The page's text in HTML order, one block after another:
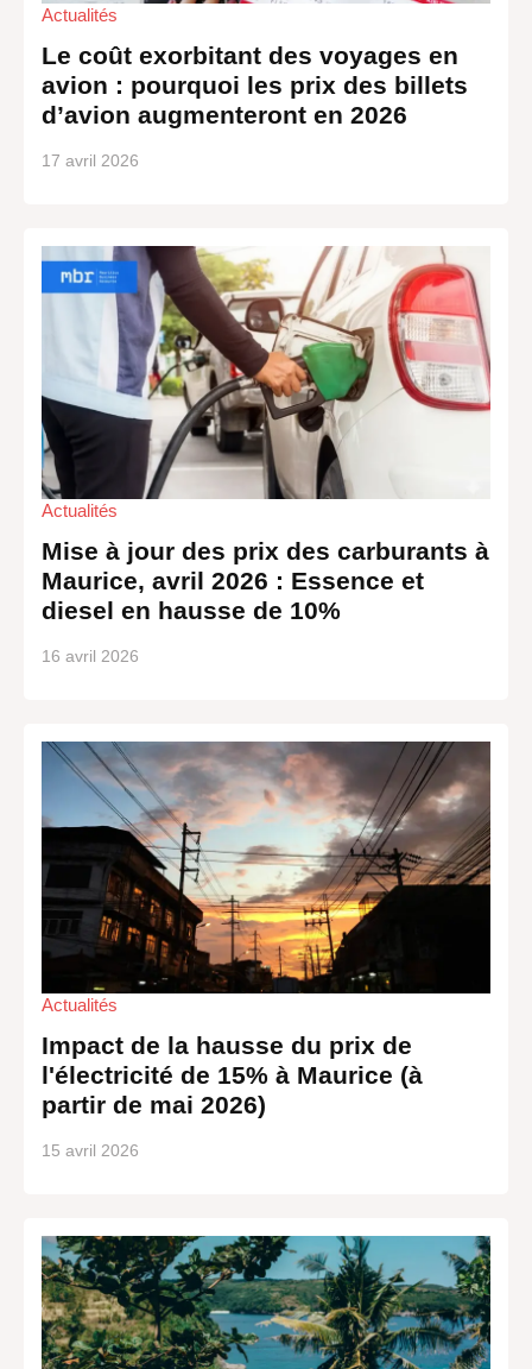
Le coût exorbitant des voyages en
avion : pourquoi les prix des billets
d’avion augmenteront en 2026
17 avril 2026
Actualités
Mise à jour des prix des carburants à
Maurice, avril 2026 : Essence et
diesel en hausse de 10%
16 avril 2026
Actualités
Impact de la hausse du prix de
l'électricité de 15% à Maurice (à
partir de mai 2026)
15 avril 2026
Actualités